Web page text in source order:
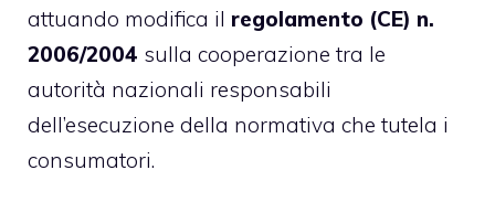
attuando modifica il regolamento (CE) n.
2006/2004 sulla cooperazione tra le
autorità nazionali responsabili
dell’esecuzione della normativa che tutela i
consumatori.